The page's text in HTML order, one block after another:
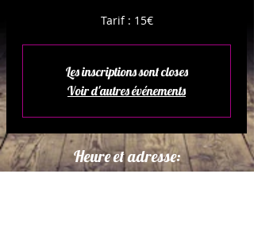
Tarif : 15€
Les inscriptions sont closes
Voir d'autres événements
Heure et adresse: